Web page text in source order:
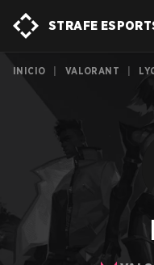
STRAFE
INICIO VALORANT